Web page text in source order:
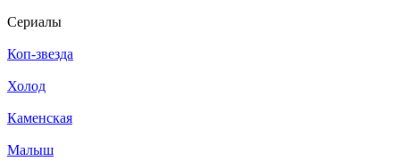
Се­риа­лы
Коп-звезда
Холод
Каменская
Малыш